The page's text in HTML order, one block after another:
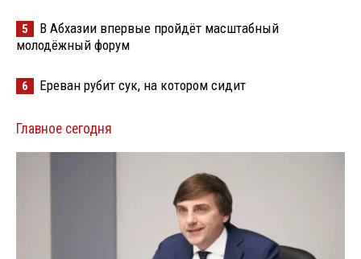
5
В Абхазии впервые пройдёт масштабный
молодёжный форум
6 Ереван рубит сук, на котором сидит
Главное сегодня